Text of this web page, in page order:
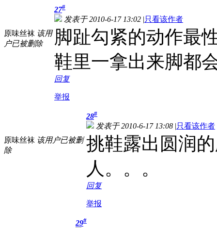
原味丝袜 该用
户已被删除
27#
发表于 2010-6-17 13:02 |只看该作者
脚趾勾紧的动作最
鞋里一拿出来脚都
回复
举报
原味丝袜 该用户已被删
除
28#
发表于 2010-6-17 13:08 |只看该作者
挑鞋露出圆润
人。。。
回复
举报
29#